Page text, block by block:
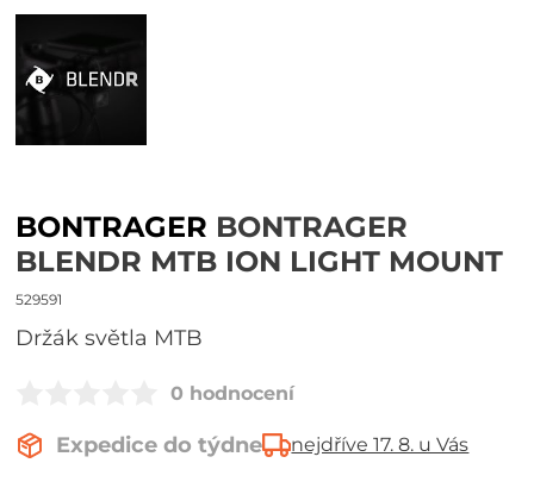
BONTRAGER BONTRAGER
BLENDR MTB ION LIGHT MOUNT
529591
Držák světla MTB
0 hodnocení
Expedice do týdne nejdříve 17. 8. u Vás